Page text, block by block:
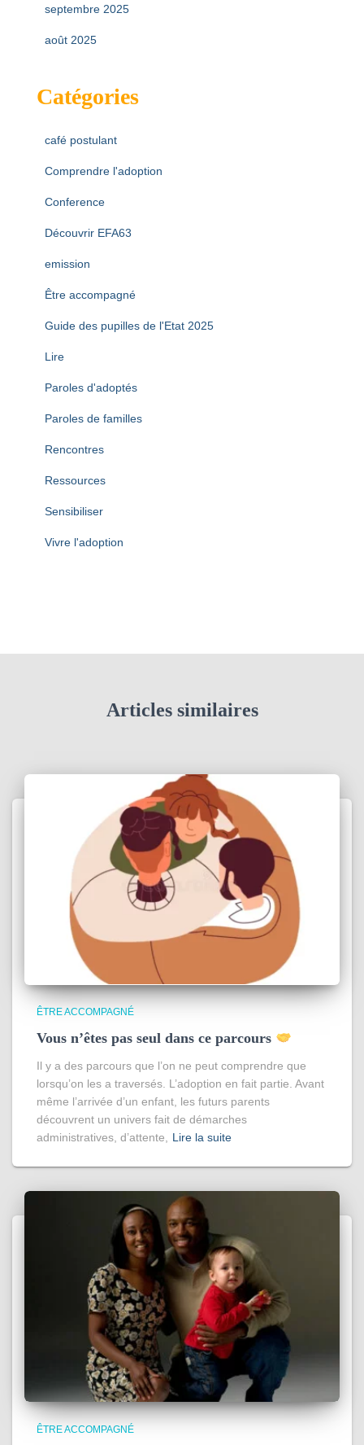
septembre 2025
août 2025
Catégories
café postulant
Comprendre l'adoption
Conference
Découvrir EFA63
emission
Être accompagné
Guide des pupilles de l'Etat 2025
Lire
Paroles d'adoptés
Paroles de familles
Rencontres
Ressources
Sensibiliser
Vivre l'adoption
Articles similaires
ÊTRE ACCOMPAGNÉ
Vous n’êtes pas seul dans ce parcours
Il y a des parcours que l’on ne peut comprendre que
lorsqu’on les a traversés. L’adoption en fait partie. Avant
même l’arrivée d’un enfant, les futurs parents
découvrent un univers fait de démarches
administratives, d’attente, Lire la suite
ÊTRE ACCOMPAGNÉ